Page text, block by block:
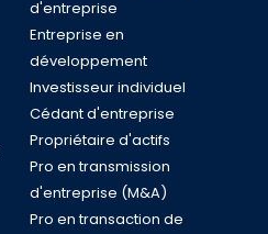
d'entreprise
Entreprise en
développement
Investisseur individuel
Cédant d'entreprise
Propriétaire d'actifs
Pro en transmission
d'entreprise (M&A)
Pro en transaction de